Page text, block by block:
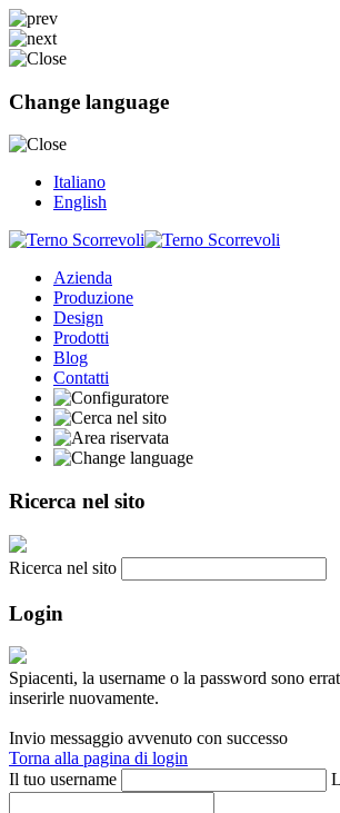
Change language
Italiano
English
Azienda
Produzione
Design
Prodotti
Blog
Contatti
Ricerca nel sito
Ricerca nel sito
Login
Spiacenti, la username o la password sono
inserirle nuovamente.
Invio messaggio avvenuto con successo
Torna alla pagina di login
Il tuo username